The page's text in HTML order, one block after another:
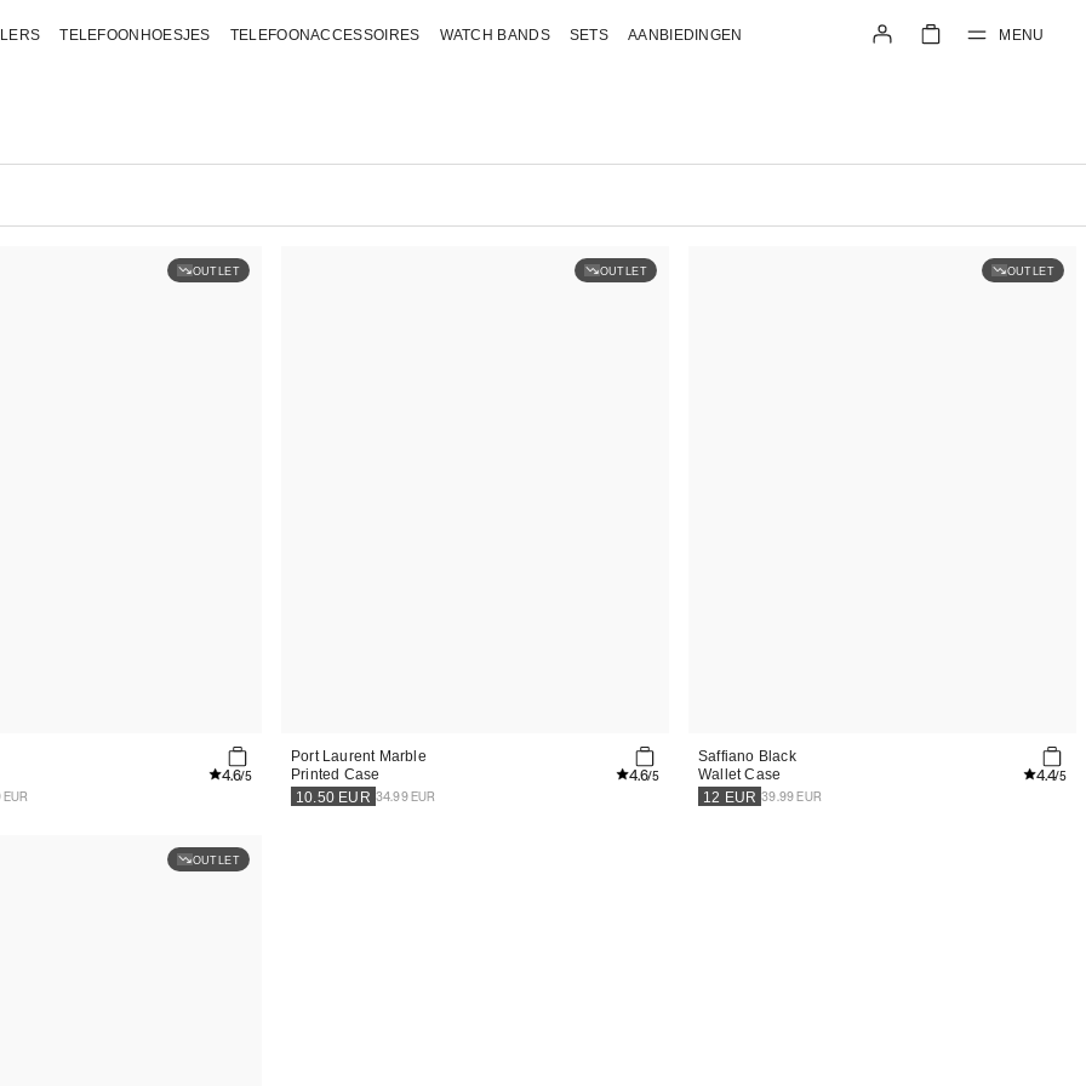
TELEFOONHOESJES TELEFOONACCESSOIRES WATCH BANDS SETS AANBIEDINGEN MENU
OUTLET
4.6/5
OUTLET
Port Laurent Marble
Printed Case
4.6/5
34.99 EUR
10.50 EUR
OUTLET
Saffiano Black
Wallet Case
4.4/5
39.99 EUR
12 EUR
OUTLET